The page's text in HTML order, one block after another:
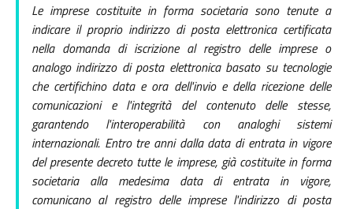
Le imprese costituite in forma societaria sono tenute a
indicare il proprio indirizzo di posta elettronica certificata
nella domanda di iscrizione al registro delle imprese o
analogo indirizzo di posta elettronica basato su tecnologie
che certifichino data e ora dell'invio e della ricezione delle
comunicazioni e l'integrità del contenuto delle stesse,
garantendo l'interoperabilità con analoghi sistemi
internazionali. Entro tre anni dalla data di entrata in vigore
del presente decreto tutte le imprese, già costituite in forma
societaria alla medesima data di entrata in vigore,
comunicano al registro delle imprese l'indirizzo di posta